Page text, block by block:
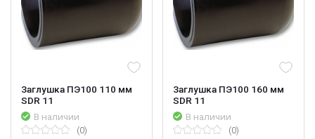
Заглушка ПЭ100 110 мм
SDR 11
В наличии
(0)
Заглушка ПЭ100 160 мм
SDR 11
В наличии
(0)